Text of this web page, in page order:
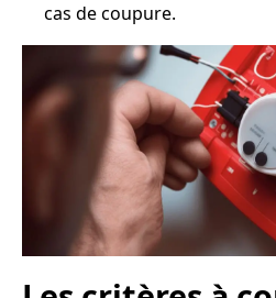
cas de coupure.